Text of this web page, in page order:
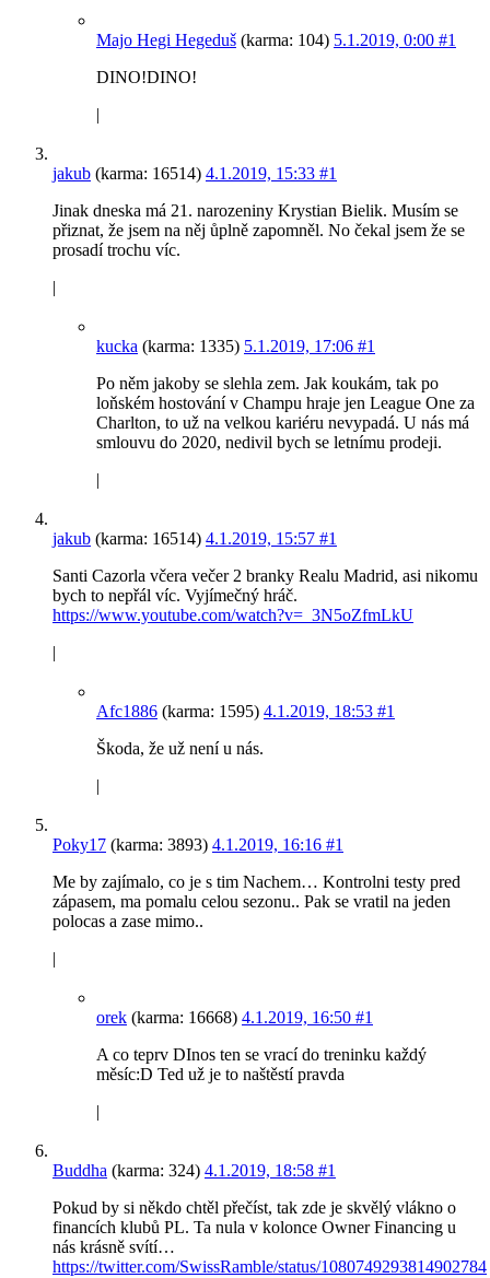
Majo Hegi Hegeduš (karma: 104) 5.1.2019, 0:00 #1
DINO!DINO!
|
jakub (karma: 16514) 4.1.2019, 15:33 #1
Jinak dneska má 21. narozeniny Krystian Bielik. Musím se
přiznat, že jsem na něj ůplně zapomněl. No čekal jsem že se
prosadí trochu víc.
|
kucka (karma: 1335) 5.1.2019, 17:06 #1
Po něm jakoby se slehla zem. Jak koukám, tak po
loňském hostování v Champu hraje jen League One za
Charlton, to už na velkou kariéru nevypadá. U nás má
smlouvu do 2020, nedivil bych se letnímu prodeji.
|
jakub (karma: 16514) 4.1.2019, 15:57 #1
Santi Cazorla včera večer 2 branky Realu Madrid, asi nikomu
bych to nepřál víc. Vyjímečný hráč.
https://www.youtube.com/watch?v=_3N5oZfmLkU
|
Afc1886 (karma: 1595) 4.1.2019, 18:53 #1
Škoda, že už není u nás.
|
Poky17 (karma: 3893) 4.1.2019, 16:16 #1
Me by zajímalo, co je s tim Nachem… Kontrolni testy pred
zápasem, ma pomalu celou sezonu.. Pak se vratil na jeden
polocas a zase mimo..
|
orek (karma: 16668) 4.1.2019, 16:50 #1
A co teprv DInos ten se vrací do treninku každý
měsíc:D Ted už je to naštěstí pravda
|
Buddha (karma: 324) 4.1.2019, 18:58 #1
Pokud by si někdo chtěl přečíst, tak zde je skvělý vlákno o
financích klubů PL. Ta nula v kolonce Owner Financing u
nás krásně svítí…
https://twitter.com/SwissRamble/status/1080749293814902784